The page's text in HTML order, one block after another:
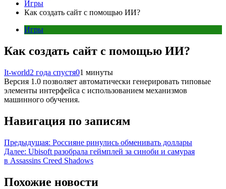
Игры
Как создать сайт с помощью ИИ?
Игры
Как создать сайт с помощью ИИ?
It-world2 года спустя01 минуты
Версия 1.0 позволяет автоматически генерировать типовые
элементы интерфейса с использованием механизмов
машинного обучения.
Навигация по записям
Предыдущая: Россияне ринулись обменивать доллары
Далее: Ubisoft разобрала геймплей за синоби и самурая
в Assassins Creed Shadows
Похожие новости